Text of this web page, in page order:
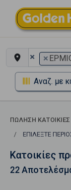
× ×
Αναζ. με
ΠΏΛΗΣΗ ΚΑΤΟΙΚΊΕΣ
ΕΠΙΛΈΞΤΕ
Κατοικίες
22